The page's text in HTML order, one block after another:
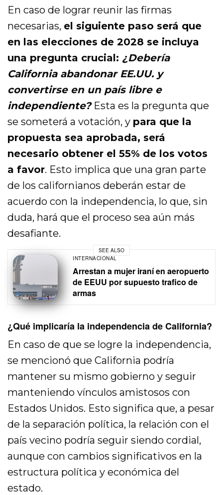
En caso de lograr reunir las firmas
necesarias, el siguiente paso será que
en las elecciones de 2028 se incluya
una pregunta crucial: ¿Debería
California abandonar EE.UU. y
convertirse en un país libre e
independiente?Esta es la pregunta que
se someterá a votación, y para que la
propuesta sea aprobada, será
necesario obtener el 55% de los votos
a favor. Esto implica que una gran parte
de los californianos deberán estar de
acuerdo con la independencia, lo que, sin
duda, hará que el proceso sea aún más
desafiante.
SEE ALSO
INTERNACIONAL
Arrestan a mujer iraní en aeropuerto
de EEUU por supuesto trafico de
armas
¿Qué implicaría la independencia de California?
En caso de que se logre la independencia,
se mencionó que California podría
mantener su mismo gobierno y seguir
manteniendo vínculos amistosos con
Estados Unidos. Esto significa que, a pesar
de la separación política, la relación con el
país vecino podría seguir siendo cordial,
aunque con cambios significativos en la
estructura política y económica del
estado.